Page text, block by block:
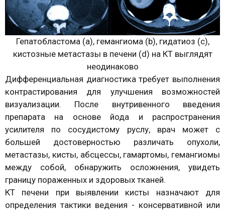
Гепатобластома (a), гемангиома (b), гидатиоз (c),
кистозные метастазы в печени (d) на КТ выглядят
неодинаково
Дифференциальная диагностика требует выполнения
контрастирования для улучшения возможностей
визуализации. После внутривенного введения
препарата на основе йода и распространения
усилителя по сосудистому руслу, врач может с
большей достоверностью различать опухоли,
метастазы, кисты, абсцессы, гамартомы, гемангиомы
между собой, обнаружить осложнения, увидеть
границу пораженных и здоровых тканей.
КТ печени при выявлении кисты назначают для
определения тактики ведения - консервативной или